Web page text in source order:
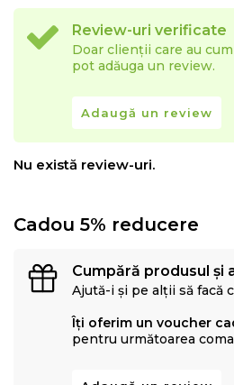
Spuma Memory Mirror Form®,
capacitatea sa de a se mula pe
distribuie greutatea corporala
a oferi relaxarea totala a
Review-uri verificate
Doar clienții care au
pot adăuga un review.
Adaugă un review
Nu există review-uri.
Cadou 5% reducere
Cumpără produsul și
Ajută-i și pe alții să facă
Îți oferim un voucher
pentru următoarea